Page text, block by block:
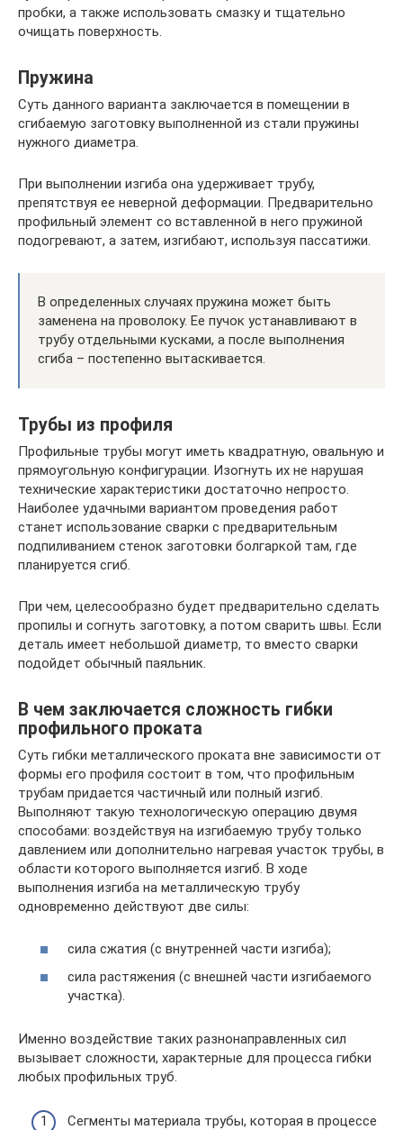
пробки, а также использовать смазку и тщательно
очищать поверхность.
Пружина
Суть данного варианта заключается в помещении в
сгибаемую заготовку выполненной из стали пружины
нужного диаметра.
При выполнении изгиба она удерживает трубу,
препятствуя ее неверной деформации. Предварительно
профильный элемент со вставленной в него пружиной
подогревают, а затем, изгибают, используя пассатижи.
В определенных случаях пружина может быть
заменена на проволоку. Ее пучок устанавливают в
трубу отдельными кусками, а после выполнения
сгиба – постепенно вытаскивается.
Трубы из профиля
Профильные трубы могут иметь квадратную, овальную и
прямоугольную конфигурации. Изогнуть их не нарушая
технические характеристики достаточно непросто.
Наиболее удачными вариантом проведения работ
станет использование сварки с предварительным
подпиливанием стенок заготовки болгаркой там, где
планируется сгиб.
При чем, целесообразно будет предварительно сделать
пропилы и согнуть заготовку, а потом сварить швы. Если
деталь имеет небольшой диаметр, то вместо сварки
подойдет обычный паяльник.
В чем заключается сложность гибки
профильного проката
Суть гибки металлического проката вне зависимости от
формы его профиля состоит в том, что профильным
трубам придается частичный или полный изгиб.
Выполняют такую технологическую операцию двумя
способами: воздействуя на изгибаемую трубу только
давлением или дополнительно нагревая участок трубы, в
области которого выполняется изгиб. В ходе
выполнения изгиба на металлическую трубу
одновременно действуют две силы:
сила сжатия (с внутренней части изгиба);
сила растяжения (с внешней части изгибаемого
участка).
Именно воздействие таких разнонаправленных сил
вызывает сложности, характерные для процесса гибки
любых профильных труб.
Сегменты материала трубы, которая в процессе